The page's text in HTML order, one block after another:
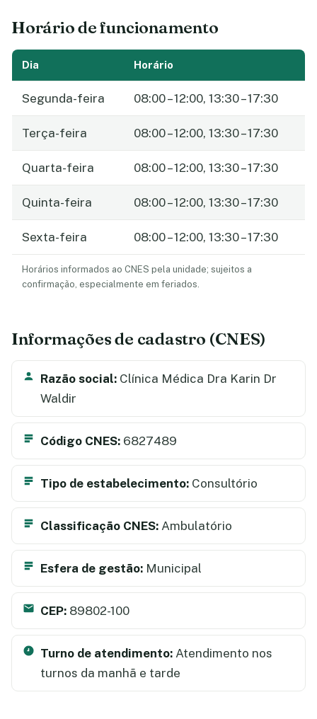
Horário de funcionamento
Dia Horário
Segunda-feira 08:00 – 12:00, 13:30 – 17:30
Terça-feira 08:00 – 12:00, 13:30 – 17:30
Quarta-feira 08:00 – 12:00, 13:30 – 17:30
Quinta-feira 08:00 – 12:00, 13:30 – 17:30
Sexta-feira 08:00 – 12:00, 13:30 – 17:30
Horários informados ao CNES pela unidade; sujeitos a
confirmação, especialmente em feriados.
Informações de cadastro (CNES)
Razão social: Clínica Médica Dra Karin Dr
Waldir
Código CNES: 6827489
Tipo de estabelecimento: Consultório
Classificação CNES: Ambulatório
Esfera de gestão: Municipal
CEP: 89802-100
Turno de atendimento: Atendimento nos
turnos da manhã e tarde